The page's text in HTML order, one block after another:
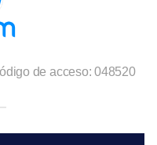
de acceso: 048520